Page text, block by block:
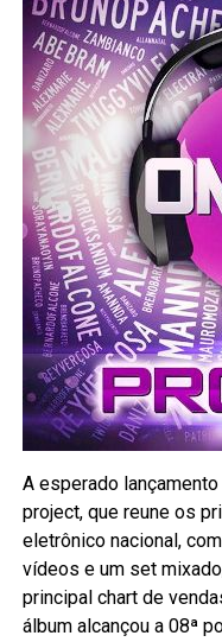
A esperado
project, que reune os
eletrônico nacional,
vídeos e um set
principal chart de
álbum alcançou a 08ª